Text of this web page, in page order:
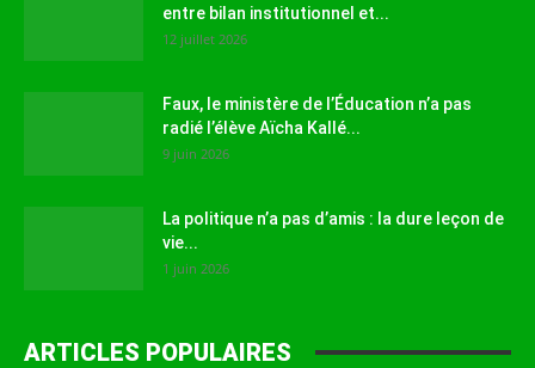
entre bilan institutionnel et...
12 juillet 2026
Faux, le ministère de l’Éducation n’a pas
radié l’élève Aïcha Kallé...
9 juin 2026
La politique n’a pas d’amis : la dure leçon de
vie...
1 juin 2026
ARTICLES POPULAIRES